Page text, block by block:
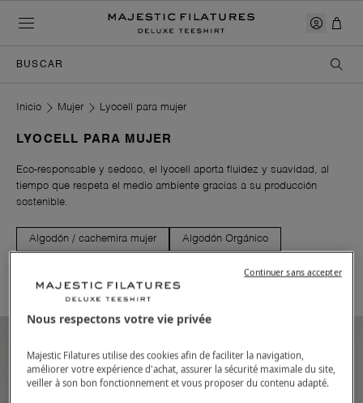
BUSCAR
Inicio Mujer Lyocell para mujer
LYOCELL PARA MUJER
Eco-responsable y sedoso, el lyocell aporta fluidez y suavidad, al
tiempo que respeta el medio ambiente gracias a su producción
sostenible.
Algodón / cachemira mujer Algodón Orgánico
Raccoon para mujer
Pertinence
Nous respectons votre vie privée
Majestic Filatures utilise des cookies afin de faciliter la navigation,
améliorer votre expérience d'achat, assurer la sécurité maximale du site,
veiller à son bon fonctionnement et vous proposer du contenu adapté.
Continuer sans accepter